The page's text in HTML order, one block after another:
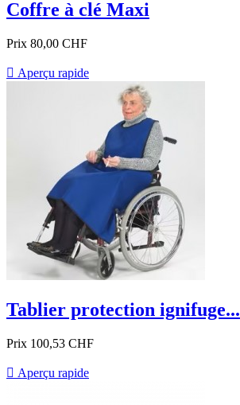
Coffre à clé Maxi
Prix 80,00 CHF
 Aperçu rapide
Tablier protection ignifuge...
Prix 100,53 CHF
 Aperçu rapide